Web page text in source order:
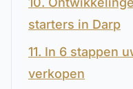
starters in Darp
11. In 6 stappen
verkopen